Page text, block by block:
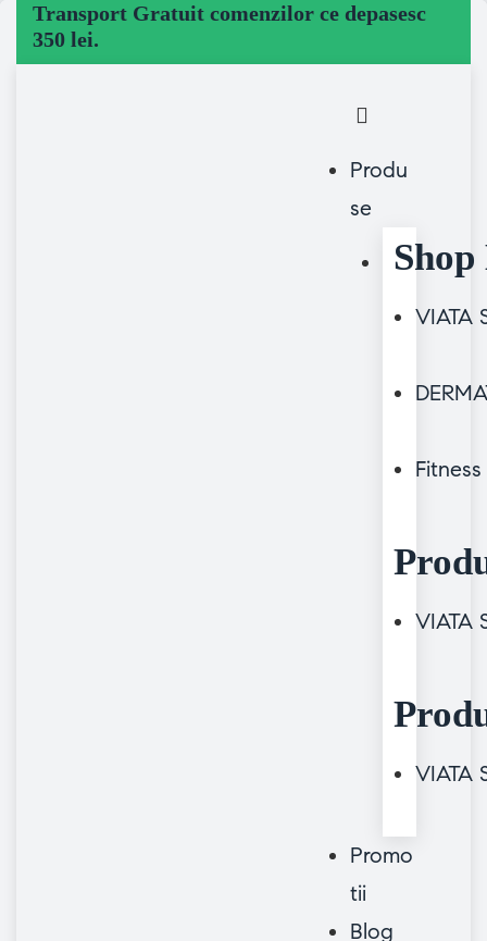
Transport Gratuit comenzilor ce depasesc
350 lei.
Produ
se
VIATA
Fitness
VIATA
VIATA
Promo
tii
Blog